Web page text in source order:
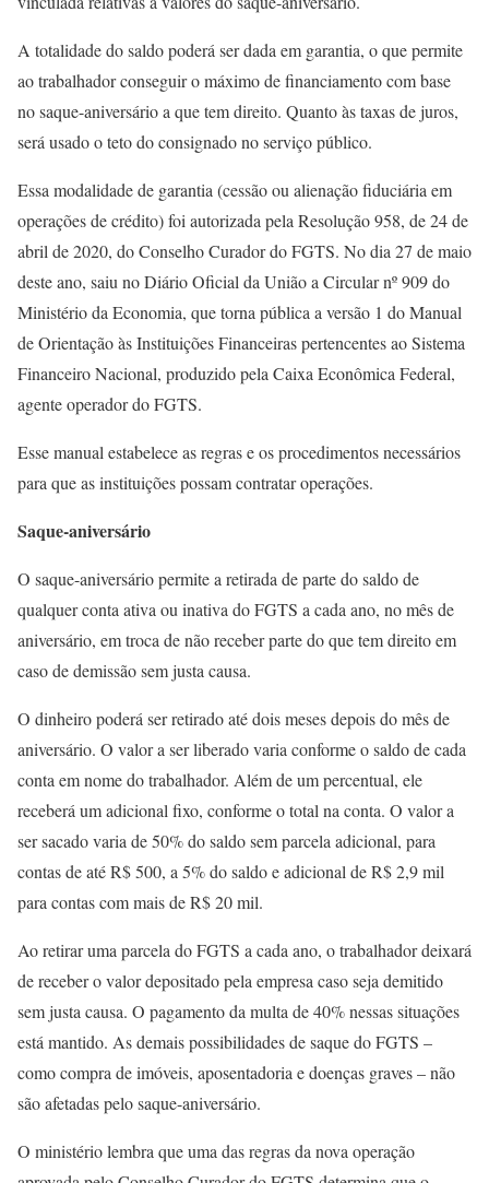
A totalidade do saldo poderá ser dada em garantia, o que permite
ao trabalhador conseguir o máximo de financiamento com base
no saque-aniversário a que tem direito. Quanto às taxas de juros,
será usado o teto do consignado no serviço público.
Essa modalidade de garantia (cessão ou alienação fiduciária em
operações de crédito) foi autorizada pela Resolução 958, de 24 de
abril de 2020, do Conselho Curador do FGTS. No dia 27 de maio
deste ano, saiu no Diário Oficial da União a Circular nº 909 do
Ministério da Economia, que torna pública a versão 1 do Manual
de Orientação às Instituições Financeiras pertencentes ao Sistema
Financeiro Nacional, produzido pela Caixa Econômica Federal,
agente operador do FGTS.
Esse manual estabelece as regras e os procedimentos necessários
para que as instituições possam contratar operações.
Saque-aniversário
O saque-aniversário permite a retirada de parte do saldo de
qualquer conta ativa ou inativa do FGTS a cada ano, no mês de
aniversário, em troca de não receber parte do que tem direito em
caso de demissão sem justa causa.
O dinheiro poderá ser retirado até dois meses depois do mês de
aniversário. O valor a ser liberado varia conforme o saldo de cada
conta em nome do trabalhador. Além de um percentual, ele
receberá um adicional fixo, conforme o total na conta. O valor a
ser sacado varia de 50% do saldo sem parcela adicional, para
contas de até R$ 500, a 5% do saldo e adicional de R$ 2,9 mil
para contas com mais de R$ 20 mil.
Ao retirar uma parcela do FGTS a cada ano, o trabalhador deixará
de receber o valor depositado pela empresa caso seja demitido
sem justa causa. O pagamento da multa de 40% nessas situações
está mantido. As demais possibilidades de saque do FGTS –
como compra de imóveis, aposentadoria e doenças graves – não
são afetadas pelo saque-aniversário.
O ministério lembra que uma das regras da nova operação